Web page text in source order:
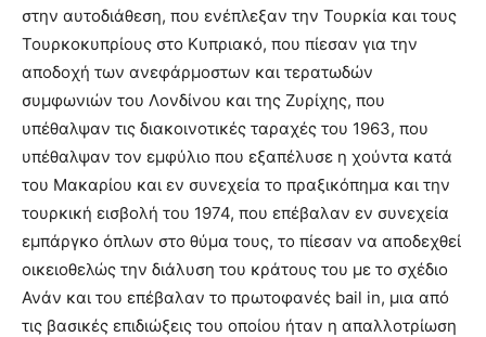
στην αυτοδιάθεση, που ενέπλεξαν την Τουρκία και τους
Τουρκοκυπρίους στο Κυπριακό, που πίεσαν για την
αποδοχή των ανεφάρμοστων και τερατωδών
συμφωνιών του Λονδίνου και της Ζυρίχης, που
υπέθαλψαν τις διακοινοτικές ταραχές του 1963, που
υπέθαλψαν τον εμφύλιο που εξαπέλυσε η χούντα κατά
του Μακαρίου και εν συνεχεία το πραξικόπημα και την
τουρκική εισβολή του 1974, που επέβαλαν εν συνεχεία
εμπάργκο όπλων στο θύμα τους, το πίεσαν να αποδεχθεί
οικειοθελώς την διάλυση του κράτους του με το σχέδιο
Ανάν και του επέβαλαν το πρωτοφανές bail in, μια από
τις βασικές επιδιώξεις του οποίου ήταν η απαλλοτρίωση